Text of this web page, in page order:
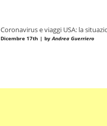
Coronavirus e viaggi USA: la
Dicembre 17th | byAndrea Guerriero